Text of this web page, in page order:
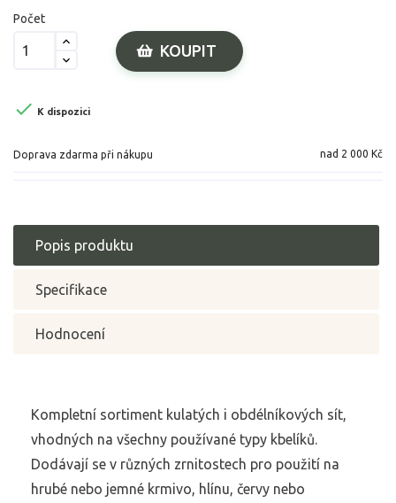
Počet
KOUPIT
 K dispozici
Doprava zdarma při nákupu nad 2 000 Kč
Popis produktu
Specifikace
Hodnocení
Kompletní sortiment kulatých i obdélníkových sít,
vhodných na všechny používané typy kbelíků.
Dodávají se v různých zrnitostech pro použití na
hrubé nebo jemné krmivo, hlínu, červy nebo